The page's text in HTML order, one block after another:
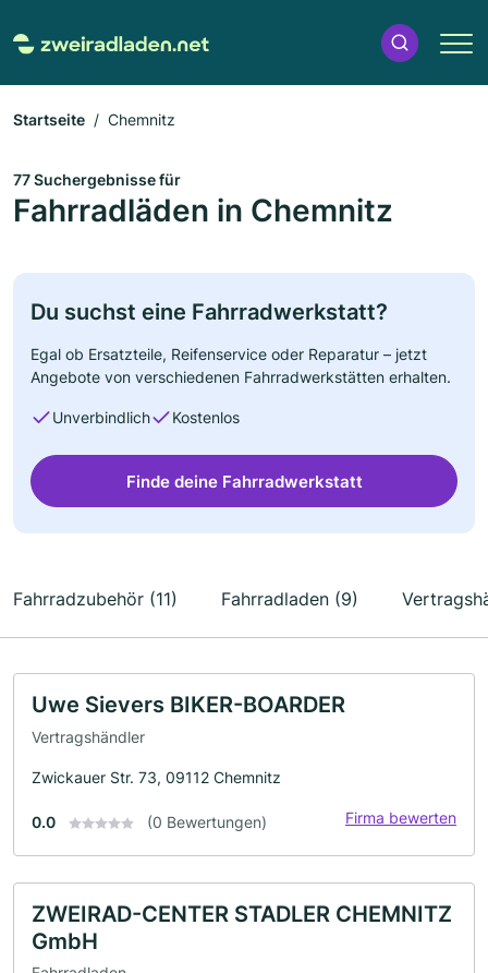
Startseite Chemnitz
77 Suchergebnisse für
Fahrradläden in Chemnitz
Du suchst eine Fahrradwerkstatt?
Egal ob Ersatzteile, Reifenservice oder Reparatur – jetzt
Angebote von verschiedenen Fahrradwerkstätten erhalten.
Unverbindlich Kostenlos
Finde deine Fahrradwerkstatt
Fahrradzubehör (11) Fahrradladen (9)
Uwe Sievers BIKER-BOARDER
Vertragshändler
Zwickauer Str. 73, 09112 Chemnitz
0.0 (0 Bewertungen) Firma bewerten
ZWEIRAD-CENTER STADLER CHEMNITZ
GmbH